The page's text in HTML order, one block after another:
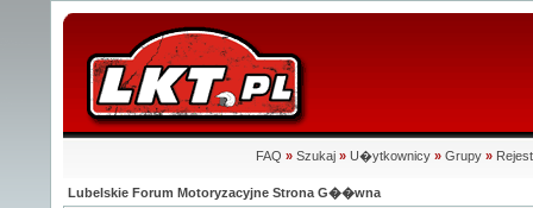
FAQ » Szukaj » U�ytkownicy » Grupy »
Lubelskie Forum Motoryzacyjne Strona G��wna